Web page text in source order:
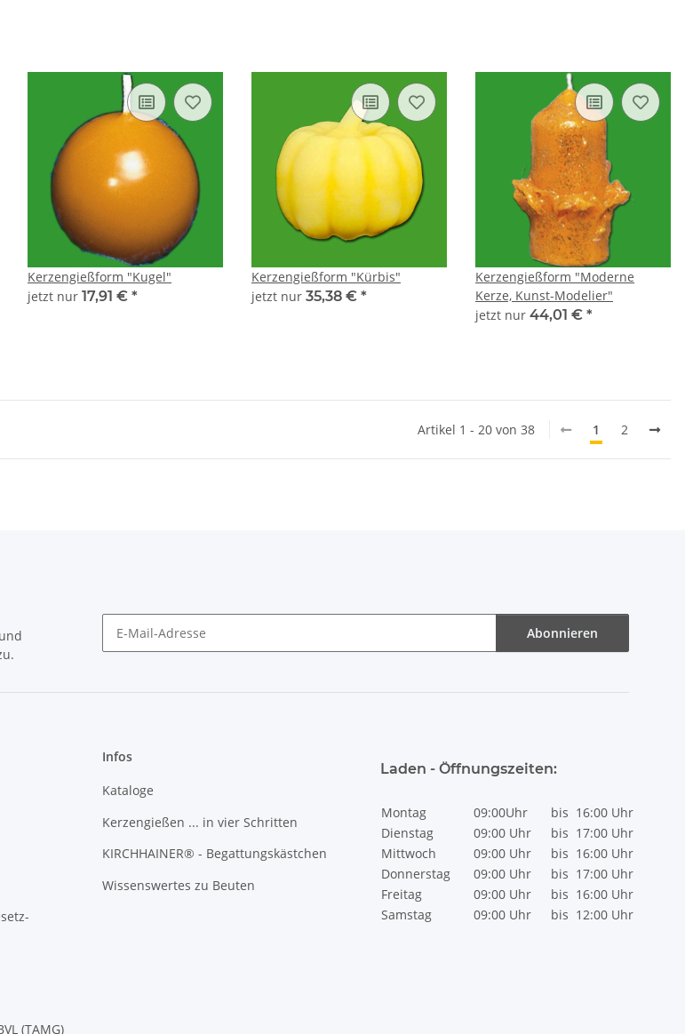
Kerzengießform "Kugel"
jetzt nur 17,91 € *
Kerzengießform "Kürbis"
jetzt nur 35,38 € *
Kerzengießform "Moderne
Kerze, Kunst-Modelier"
jetzt nur 44,01 € *
Artikel 1 - 20 von 38 1 2
Abonnieren
(TAMG)
Infos
Kataloge
Kerzengießen ... in vier Schritten
KIRCHHAINER® - Begattungskästchen
Wissenswertes zu Beuten
Laden - Öffnungszeiten:
Montag 09:00Uhr bis 16:00 Uhr
Dienstag
09:00 Uhr bis 17:00 Uhr
Mittwoch
09:00 Uhr bis 16:00 Uhr
Donnerstag
09:00 Uhr bis 17:00 Uhr
Freitag
09:00 Uhr bis 16:00 Uhr
Samstag
09:00 Uhr bis 12:00 Uhr